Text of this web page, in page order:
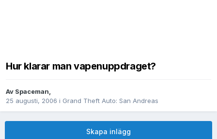
Hur klarar man vapenuppdraget?
Av Spaceman,
25 augusti, 2006 i Grand Theft Auto: San Andreas
Skapa inlägg